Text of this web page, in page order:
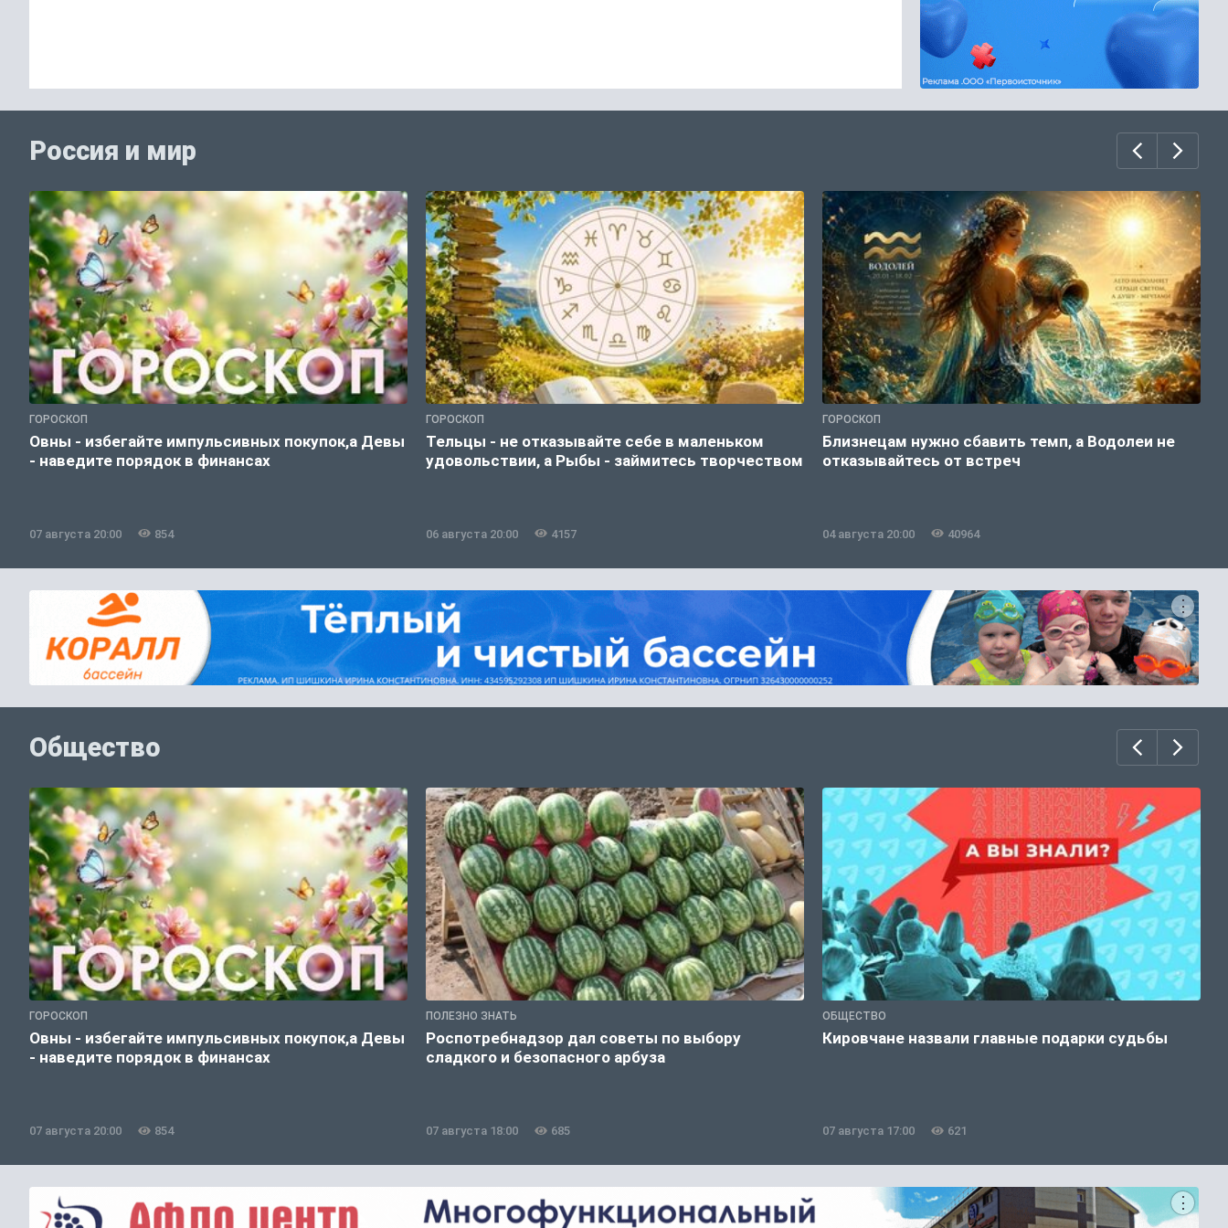
Россия и мир
ГОРОСКОП
Овны - избегайте импульсивных покупок,а Девы
- наведите порядок в финансах
07 августа 20:00 854
ГОРОСКОП
Тельцы - не отказывайте себе в маленьком
удовольствии, а Рыбы - займитесь творчеством
06 августа 20:00 4157
ГОРОСКОП
Близнецам нужно сбавить темп, а Водолеи не
отказывайтесь от встреч
04 августа 20:00 40964
Общество
ГОРОСКОП
Овны - избегайте импульсивных покупок,а Девы
- наведите порядок в финансах
07 августа 20:00 854
ПОЛЕЗНО ЗНАТЬ
Роспотребнадзор дал советы по выбору
сладкого и безопасного арбуза
07 августа 18:00 685
ОБЩЕСТВО
Кировчане назвали главные подарки судьбы
07 августа 17:00 621